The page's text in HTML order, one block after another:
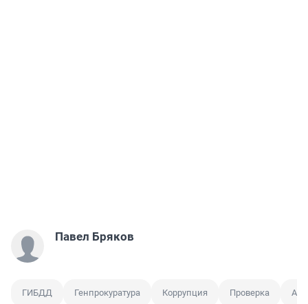
Павел Бряков
ГИБДД Генпрокуратура Коррупция Проверка